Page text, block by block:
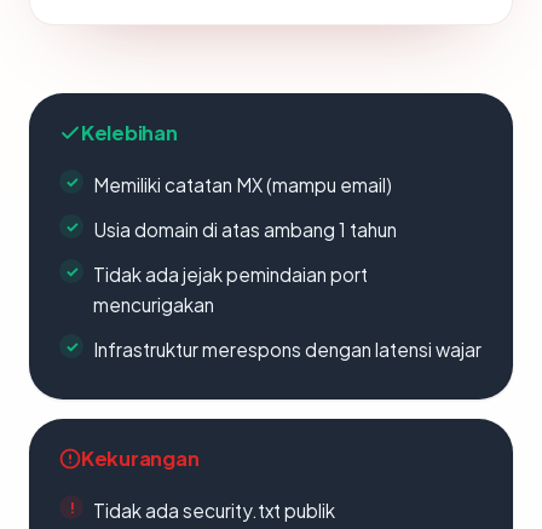
Kelebihan
Memiliki catatan MX (mampu email)
Usia domain di atas ambang 1 tahun
Tidak ada jejak pemindaian port
mencurigakan
Infrastruktur merespons dengan latensi wajar
Kekurangan
Tidak ada security.txt publik